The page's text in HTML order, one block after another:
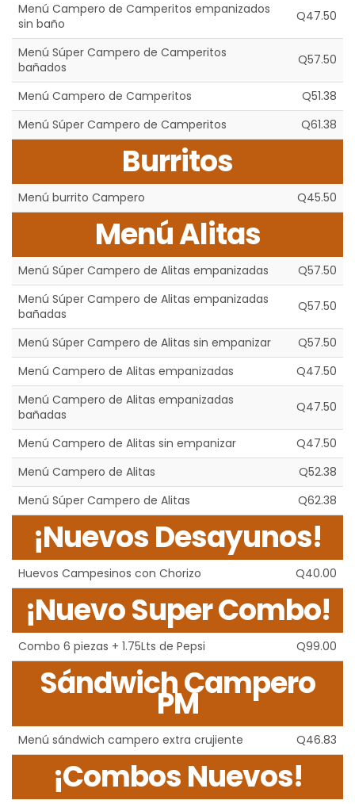
Menú Campero de Camperitos empanizados
sin baño
Q47.50
Menú Súper Campero de Camperitos
bañados
Q57.50
Menú Campero de Camperitos
Q51.38
Menú Súper Campero de Camperitos
Q61.38
Burritos
Menú burrito Campero Q45.50
Menú Alitas
Menú Súper Campero de Alitas empanizadas
Q57.50
Menú Súper Campero de Alitas empanizadas
bañadas
Q57.50
Menú Súper Campero de Alitas sin empanizar
Q57.50
Menú Campero de Alitas empanizadas
Q47.50
Menú Campero de Alitas empanizadas
bañadas
Q47.50
Menú Campero de Alitas sin empanizar
Q47.50
Menú Campero de Alitas
Q52.38
Menú Súper Campero de Alitas
Q62.38
¡Nuevos Desayunos!
Huevos Campesinos con Chorizo Q40.00
¡Nuevo Super Combo!
Combo 6 piezas + 1.75Lts de Pepsi Q99.00
Sándwich Campero
PM
Menú sándwich campero extra crujiente Q46.83
¡Combos Nuevos!